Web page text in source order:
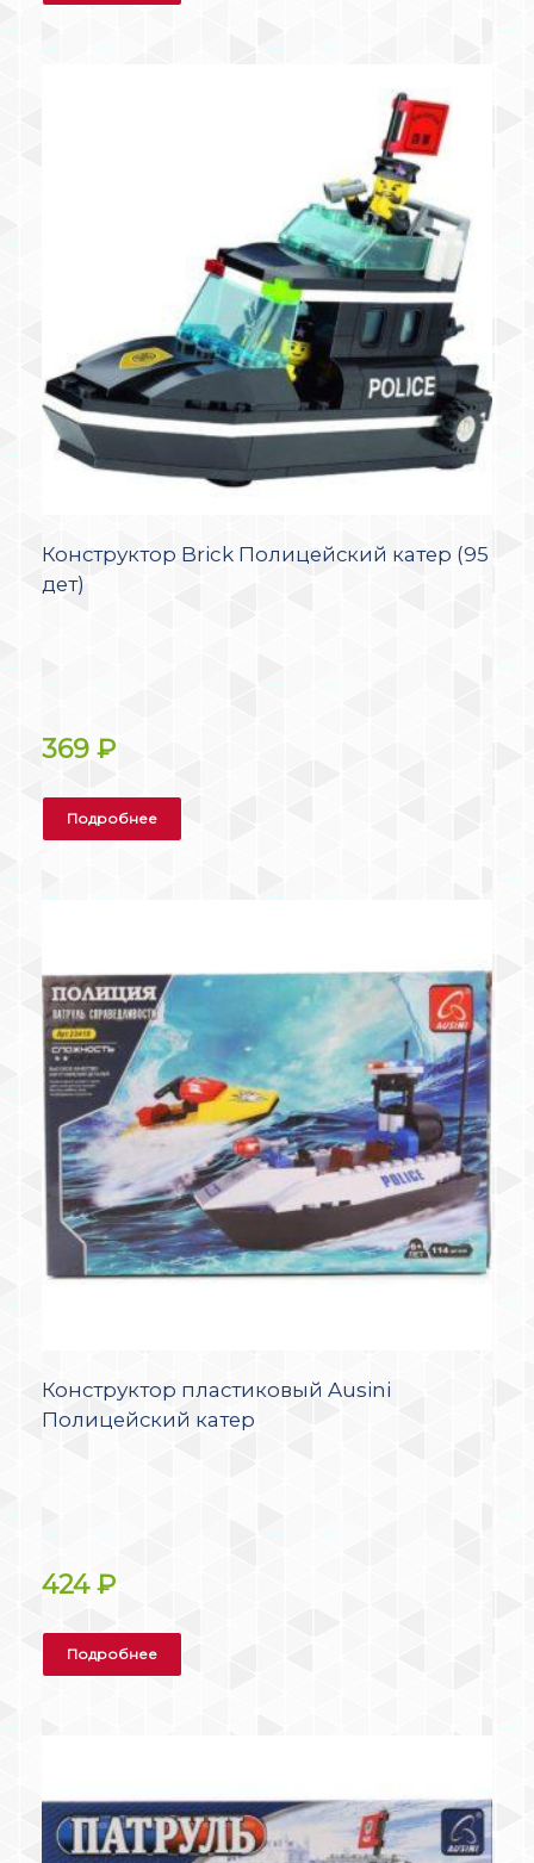
Конструктор Brick Полицейский катер (95
дет)
369 ₽
Подробнее
Конструктор пластиковый Ausini
Полицейский катер
424₽
Подробнее